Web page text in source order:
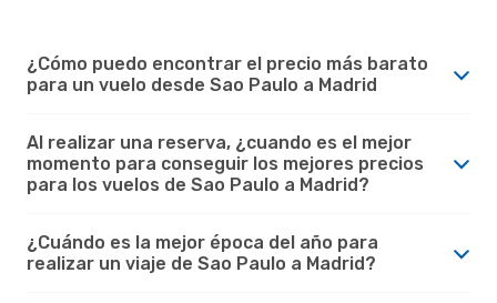
¿Cómo puedo encontrar el precio más barato
para un vuelo desde Sao Paulo a Madrid
Al realizar una reserva, ¿cuando es el mejor
momento para conseguir los mejores precios
para los vuelos de Sao Paulo a Madrid?
¿Cuándo es la mejor época del año para
realizar un viaje de Sao Paulo a Madrid?